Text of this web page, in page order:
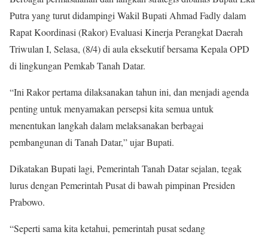
Putra yang turut didampingi Wakil Bupati Ahmad Fadly dalam
Rapat Koordinasi (Rakor) Evaluasi Kinerja Perangkat Daerah
Triwulan I, Selasa, (8/4) di aula eksekutif bersama Kepala OPD
di lingkungan Pemkab Tanah Datar.
“Ini Rakor pertama dilaksanakan tahun ini, dan menjadi agenda
penting untuk menyamakan persepsi kita semua untuk
menentukan langkah dalam melaksanakan berbagai
pembangunan di Tanah Datar,” ujar Bupati.
Dikatakan Bupati lagi, Pemerintah Tanah Datar sejalan, tegak
lurus dengan Pemerintah Pusat di bawah pimpinan Presiden
Prabowo.
“Seperti sama kita ketahui, pemerintah pusat sedang